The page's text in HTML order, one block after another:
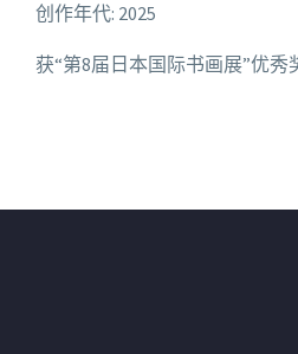
创作年代: 2025
获“第8届日本国际书画展”优秀